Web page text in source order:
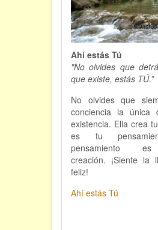
Ahí estás Tú
"No olvides que
que existe, estás TÚ.”
No olvides que
conciencia la única
existencia. Ella crea
es tu
pensamiento es
creación. ¡Siente la
feliz!
Ahí estás Tú